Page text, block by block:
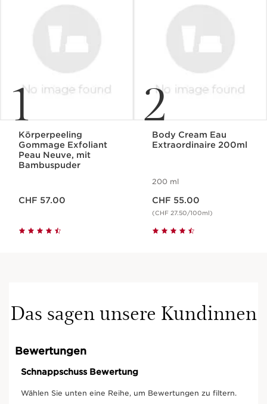
1
Körperpeeling
Gommage Exfoliant
Peau Neuve, mit
Bambuspuder
CHF 57.00
2
Body Cream Eau
Extraordinaire 200ml
200 ml
CHF 55.00
(CHF 27.50/100ml)
Das sagen unsere Kundinnen